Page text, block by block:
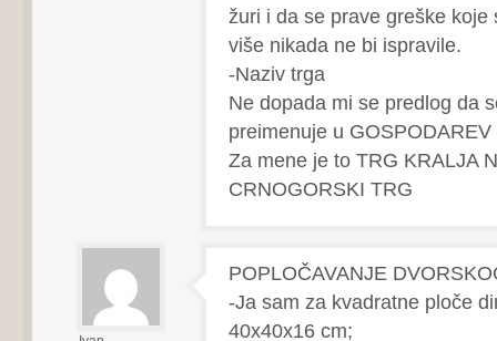
žuri i da se prave greške koje
više nikada ne bi ispravile.
-Naziv trga
Ne dopada mi se predlog da
preimenuje u GOSPODAREV
Za mene je to TRG KRALJA
CRNOGORSKI TRG
POPLOČAVANJE
-Ja sam za kvadratne ploče
40x40x16 cm;